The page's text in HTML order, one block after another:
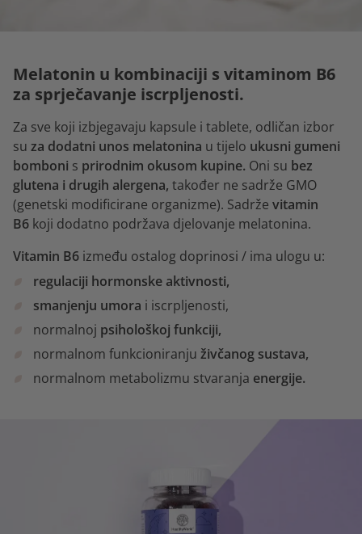
Melatonin u kombinaciji s vitaminom B6
za sprječavanje iscrpljenosti.
Za sve koji izbjegavaju kapsule i tablete, odličan izbor
su za dodatni unos melatonina u tijelo ukusni gumeni
bomboni s prirodnim okusom kupine. Oni su bez
glutena i drugih alergena, također ne sadrže GMO
(genetski modificirane organizme). Sadrže vitamin
B6 koji dodatno podržava djelovanje melatonina.
Vitamin B6 između ostalog doprinosi / ima ulogu u:
regulaciji hormonske aktivnosti,
smanjenju umora i iscrpljenosti,
normalnoj psihološkoj funkciji,
normalnom funkcioniranju živčanog sustava,
normalnom metabolizmu stvaranja energije.